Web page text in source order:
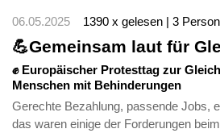
06.05.2025 1390 x gelesen | 3
💪Gemeinsam laut für
✊ Europäischer Protesttag zur
Menschen mit Behinderungen
Gerechte Bezahlung, passende Jobs,
das waren einige der Forderungen